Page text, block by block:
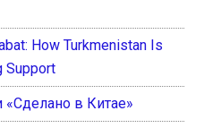
How Turkmenistan Is
Support
в Китае»